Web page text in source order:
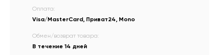
Оплата:
Visa/MasterCard, Приват24, Mono
Обмен/возврат товара:
В течение 14 дней